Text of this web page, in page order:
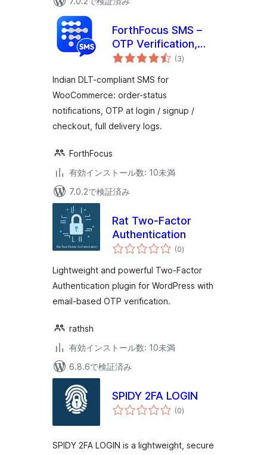
ForthFocus SMS –
OTP Verification,
Order Notifications
WooCommerce
(3個
の)
Indian DLT-compliant SMS for
WooCommerce: order-status
notifications, OTP at login / signup /
checkout, full delivery logs.
ForthFocus
有効インストール数: 10未満
7.0.2で検証済み
Rat Two-Factor
Authentication
(0個
の
価
)
Lightweight and powerful Two-Factor
Authentication plugin for WordPress with
email-based OTP verification.
rathsh
有効インストール数: 10未満
6.8.6で検証済み
SPIDY 2FA LOGIN
(0個
の)
SPIDY 2FA LOGIN is a lightweight, secure